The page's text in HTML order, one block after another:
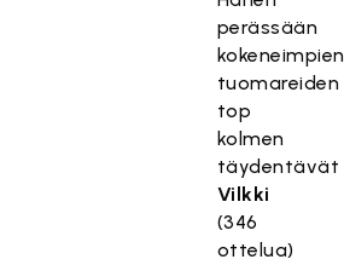
perässään
kokeneimpien
tuomareiden
top
kolmen
täydentävät
Vilkki
(346
ottelua)